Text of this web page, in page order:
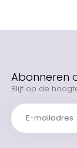
Abonneren
Blijf op de